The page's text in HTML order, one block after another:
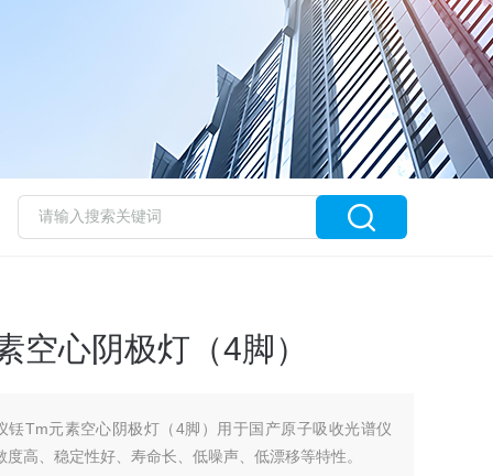
空心阴极灯（4脚）
铥Tm元素空心阴极灯（4脚）用于国产原子吸收光谱仪
高、稳定性好、寿命长、低噪声、低漂移等特性。